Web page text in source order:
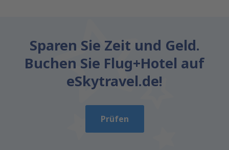
Sparen Sie Zeit und Geld.
Buchen Sie Flug+Hotel auf
eSkytravel.de!
Prüfen